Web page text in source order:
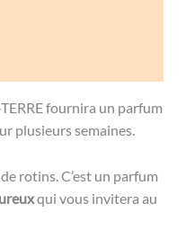
fournira un parfum
plusieurs semaines.
rotins. C’est un parfum
qui vous invitera au